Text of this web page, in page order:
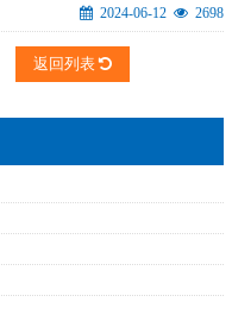
2024-06-12
2698
返回列表